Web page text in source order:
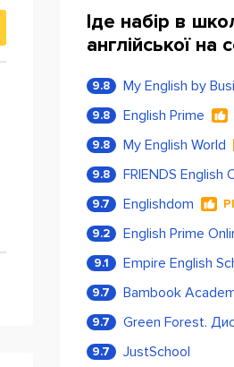
Іде набір в
англійської на
9.8
9.8 English Prime
9.8 My English World
9.8 FRIENDS English
9.7 Englishdom
9.2 English Prime
9.1 Empire English
9.7 Bambook
9.7
9.7 JustSchool